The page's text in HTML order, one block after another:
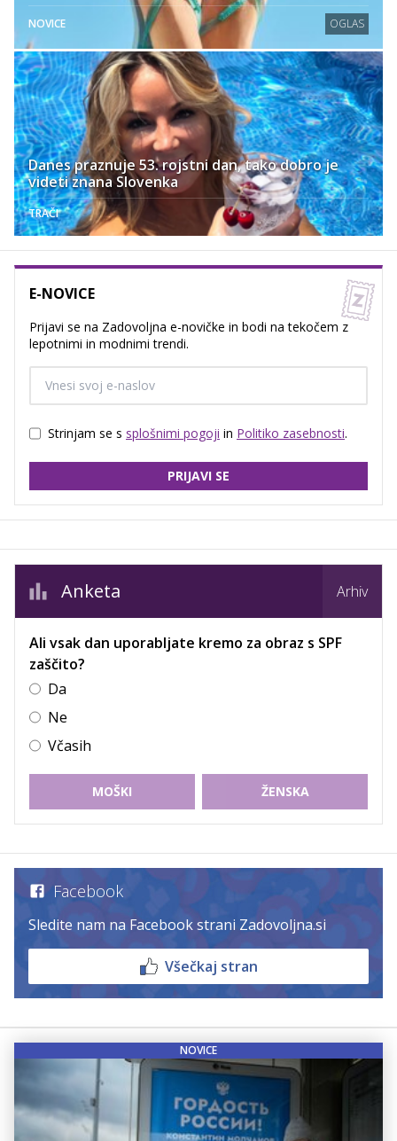
NOVICE OGLAS
Danes praznuje 53. rojstni dan, tako dobro je
videti znana Slovenka
TRAČI
E-NOVICE
Prijavi se na Zadovoljna e-novičke in bodi na tekočem z
lepotnimi in modnimi trendi.
Strinjam se s splošnimi pogoji in Politiko zasebnosti.
PRIJAVI SE
Anketa Arhiv
Ali vsak dan uporabljate kremo za obraz s SPF
zaščito?
Da
Ne
Včasih
MOŠKI ŽENSKA
Facebook
Sledite nam na Facebook strani Zadovoljna.si
Všečkaj stran
NOVICE